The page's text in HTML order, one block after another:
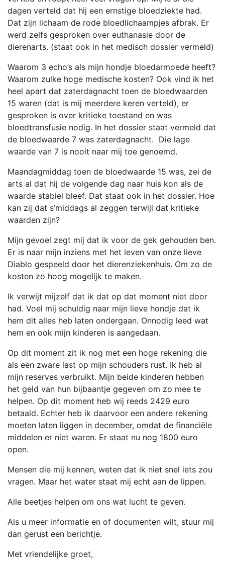
dagen verteld dat hij een ernstige bloedziekte had.
Dat zijn lichaam de rode bloedlichaampjes afbrak. Er
werd zelfs gesproken over euthanasie door de
dierenarts. (staat ook in het medisch dossier vermeld)
Waarom 3 echo’s als mijn hondje bloedarmoede heeft?
Waarom zulke hoge medische kosten? Ook vind ik het
heel apart dat zaterdagnacht toen de bloedwaarden
15 waren (dat is mij meerdere keren verteld), er
gesproken is over kritieke toestand en was
bloedtransfusie nodig. In het dossier staat vermeld dat
de bloedwaarde 7 was zaterdagnacht. Die lage
waarde van 7 is nooit naar mij toe genoemd.
Maandagmiddag toen de bloedwaarde 15 was, zei de
arts al dat hij de volgende dag naar huis kon als de
waarde stabiel bleef. Dat staat ook in het dossier. Hoe
kan zij dat s’middags al zeggen terwijl dat kritieke
waarden zijn?
Mijn gevoel zegt mij dat ik voor de gek gehouden ben.
Er is naar mijn inziens met het leven van onze lieve
Diablo gespeeld door het dierenziekenhuis. Om zo de
kosten zo hoog mogelijk te maken.
Ik verwijt mijzelf dat ik dat op dat moment niet door
had. Voel mij schuldig naar mijn lieve hondje dat ik
hem dit alles heb laten ondergaan. Onnodig leed wat
hem en ook mijn kinderen is aangedaan.
Op dit moment zit ik nog met een hoge rekening die
als een zware last op mijn schouders rust. Ik heb al
mijn reserves verbruikt. Mijn beide kinderen hebben
het geld van hun bijbaantje gegeven om zo mee te
helpen. Op dit moment heb wij reeds 2429 euro
betaald. Echter heb ik daarvoor een andere rekening
moeten laten liggen in december, omdat de financiële
middelen er niet waren. Er staat nu nog 1800 euro
open.
Mensen die mij kennen, weten dat ik niet snel iets zou
vragen. Maar het water staat mij echt aan de lippen.
Alle beetjes helpen om ons wat lucht te geven.
Als u meer informatie en of documenten wilt, stuur mij
dan gerust een berichtje.
Met vriendelijke groet,